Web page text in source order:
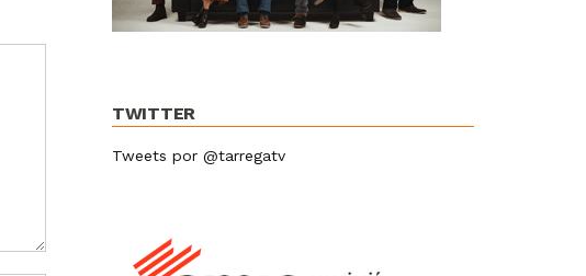
TWITTER
Tweets por @tarregatv